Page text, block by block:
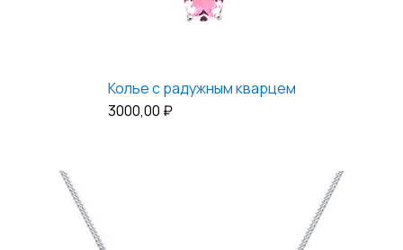
Колье с радужным кварцем
3000,00 ₽